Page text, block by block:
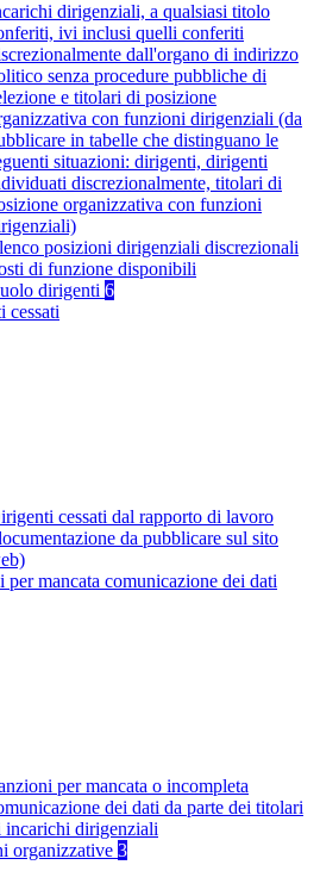
dirigenziali, a qualsiasi titolo
ivi inclusi quelli conferiti
dall'organo di indirizzo
senza procedure pubbliche di
e titolari di posizione
con funzioni dirigenziali (da
in tabelle che distinguano le
situazioni: dirigenti, dirigenti
discrezionalmente, titolari di
organizzativa con funzioni
posizioni dirigenziali discrezionali
di funzione disponibili
dirigenti 6
cessati
cessati dal rapporto di lavoro
da pubblicare sul sito
per mancata comunicazione dei dati
per mancata o incompleta
dei dati da parte dei titolari
incarichi dirigenziali
organizzative 3